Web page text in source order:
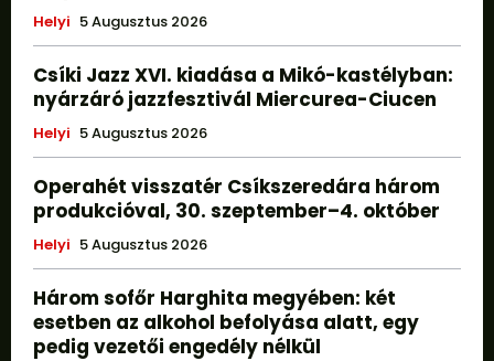
Helyi 5 Augusztus 2026
Csíki Jazz XVI. kiadása a Mikó-kastélyban:
nyárzáró jazzfesztivál Miercurea-Ciucen
Helyi 5 Augusztus 2026
Operahét visszatér Csíkszeredára három
produkcióval, 30. szeptember–4. október
Helyi 5 Augusztus 2026
Három sofőr Harghita megyében: két
esetben az alkohol befolyása alatt, egy
pedig vezetői engedély nélkül